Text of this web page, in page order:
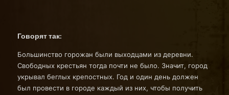
Говорят так:
Большинство горожан были выходцами из деревни.
Свободных крестьян тогда почти не было. Значит, город
укрывал беглых крепостных. Год и один день должен
был провести в городе каждый из них, чтобы получить